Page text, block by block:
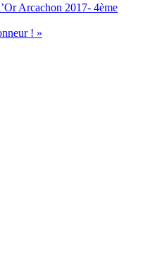
Arcachon 2017- 4ème
! »